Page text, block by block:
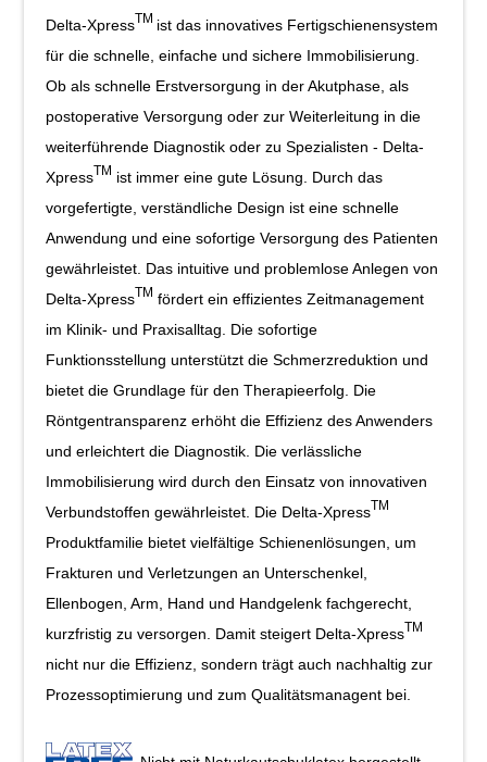
Delta-XpressTM ist das innovatives Fertigschienensystem
für die schnelle, einfache und sichere Immobilisierung.
Ob als schnelle Erstversorgung in der Akutphase, als
postoperative Versorgung oder zur Weiterleitung in die
weiterführende Diagnostik oder zu Spezialisten - Delta-
XpressTM ist immer eine gute Lösung. Durch das
vorgefertigte, verständliche Design ist eine schnelle
Anwendung und eine sofortige Versorgung des Patienten
gewährleistet. Das intuitive und problemlose Anlegen von
Delta-XpressTM fördert ein effizientes Zeitmanagement
im Klinik- und Praxisalltag. Die sofortige
Funktionsstellung unterstützt die Schmerzreduktion und
bietet die Grundlage für den Therapieerfolg. Die
Röntgentransparenz erhöht die Effizienz des Anwenders
und erleichtert die Diagnostik. Die verlässliche
Immobilisierung wird durch den Einsatz von innovativen
Verbundstoffen gewährleistet. Die Delta-XpressTM
Produktfamilie bietet vielfältige Schienenlösungen, um
Frakturen und Verletzungen an Unterschenkel,
Ellenbogen, Arm, Hand und Handgelenk fachgerecht,
kurzfristig zu versorgen. Damit steigert Delta-XpressTM
nicht nur die Effizienz, sondern trägt auch nachhaltig zur
Prozessoptimierung und zum Qualitätsmanagent bei.